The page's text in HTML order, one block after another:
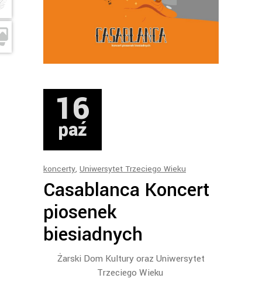
16
paź
koncerty, Uniwersytet Trzeciego Wieku
Casablanca Koncert
piosenek
biesiadnych
Żarski Dom Kultury oraz Uniwersytet
Trzeciego Wieku